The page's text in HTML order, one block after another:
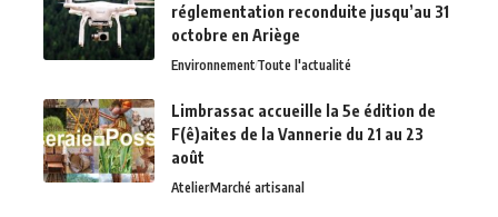
réglementation reconduite jusqu’au 31
octobre en Ariège
EnvironnementToute l'actualité
Limbrassac accueille la 5e édition de
F(ê)aites de la Vannerie du 21 au 23
août
AtelierMarché artisanal